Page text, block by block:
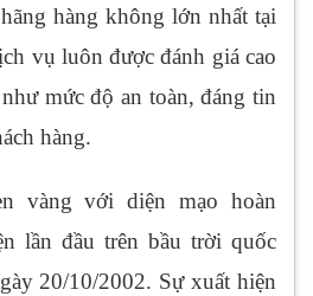
hàng không lớn nhất tại
vụ luôn được đánh giá cao
mức độ an toàn, đáng tin
hàng.
vàng với diện mạo hoàn
lần đầu trên bầu trời quốc
20/10/2002. Sự xuất hiện